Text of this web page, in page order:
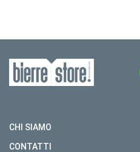
CHI SIAMO
CONTATTI